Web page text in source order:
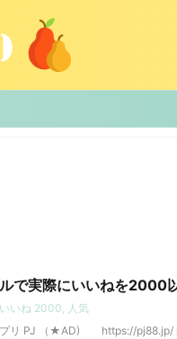
で実際にいいねを2000
いいね 2000, 人気
プリ PJ （★AD) https://pj88.jp/